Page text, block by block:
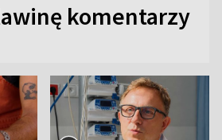
komentarzy